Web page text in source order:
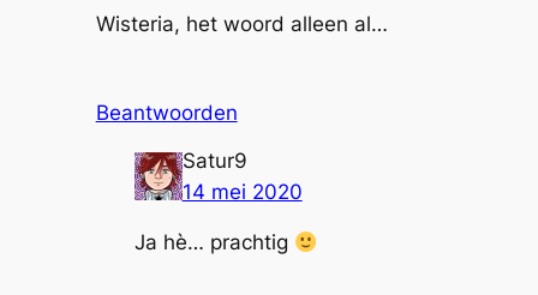
Wisteria, het woord alleen al…
Beantwoorden
Satur9
14 mei 2020
Ja hè… prachtig